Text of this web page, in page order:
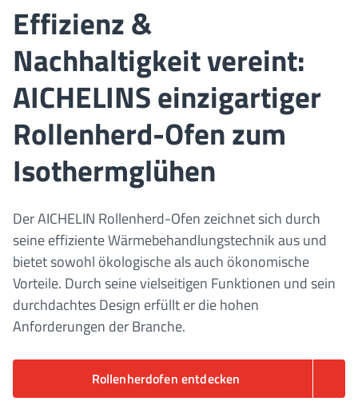
Effizienz &
Nachhaltigkeit vereint:
AICHELINS einzigartiger
Rollenherd-Ofen zum
Isothermglühen
Der AICHELIN Rollenherd-Ofen zeichnet sich durch
seine effiziente Wärmebehandlungstechnik aus und
bietet sowohl ökologische als auch ökonomische
Vorteile. Durch seine vielseitigen Funktionen und sein
durchdachtes Design erfüllt er die hohen
Anforderungen der Branche.
Rollenherdofen entdecken